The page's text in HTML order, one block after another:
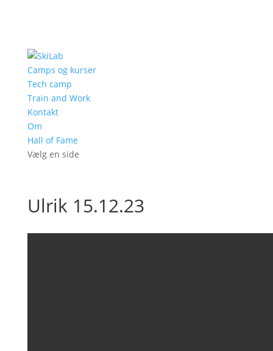
Camps og kurser
Tech camp
Train and Work
Kontakt
Om
Hall of Fame
Vælg en side
Ulrik 15.12.23